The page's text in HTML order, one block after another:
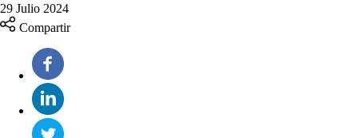
29 Julio 2024
Compartir